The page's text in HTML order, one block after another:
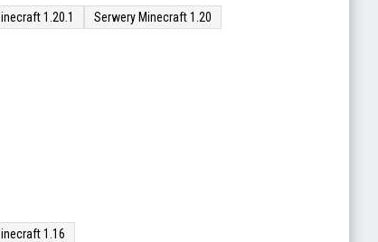
1.20.1 Serwery Minecraft 1.20
1.16